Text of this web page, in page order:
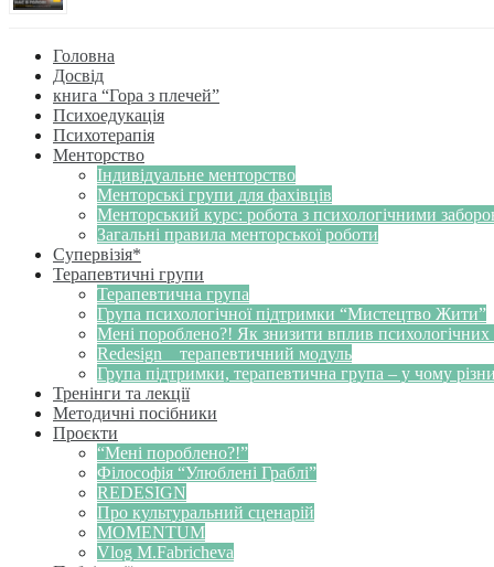
Головна
Досвід
книга “Гора з плечей”
Психоедукація
Психотерапія
Менторство
Індивідуальне менторство
Менторські групи для фахівців
Менторський курс: робота з психологічними
Загальні правила менторської роботи
Супервізія*
Терапевтичні групи
Терапевтична група
Група психологічної підтримки “Мистецтво Жити”
Мені пороблено?! Як знизити вплив психологічних
Redesign _ терапевтичний модуль
Група підтримки, терапевтична група – у чому
Тренінги та лекції
Методичні посібники
Проєкти
“Мені пороблено?!”
Філософія “Улюблені Граблі”
REDESIGN
Про культуральний сценарій
MOMENTUM
Vlog M.Fabricheva